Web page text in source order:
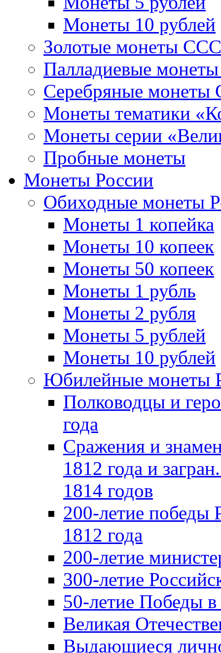
Монеты 10 рублей
Золотые монеты
Палладиевые
Серебряные монеты
Монеты тематики
Монеты серии
Пробные монеты
Монеты России
Обиходные монеты
Монеты 1 копейка
Монеты 10 копеек
Монеты 50 копеек
Монеты 1 рубль
Монеты 2 рубля
Монеты 5 рублей
Монеты 10 рублей
Юбилейные монеты
Полководцы и
года
Сражения и
1812 года и
1814 годов
200-летие победы
1812 года
200-летие
300-летие
50-летие Победы
Великая
Выдающиеся